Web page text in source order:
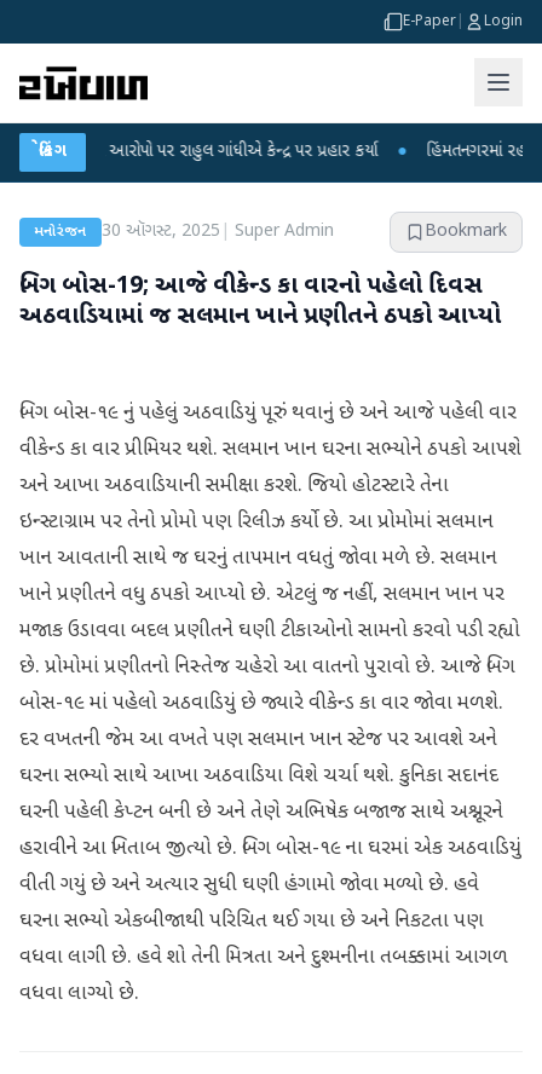
E-Paper Login
બ્રેકિંગ
લીકના આરોપો પર રાહુલ ગાંધીએ કેન્દ્ર પર પ્રહાર કર્યા ● હિંમતનગરમાં રહસ્યમય
મનોરંજન 30 ઑગસ્ટ, 2025 Super Admin Bookmark
બિગ બોસ-19; આજે વીકેન્ડ કા વારનો પહેલો દિવસ
અઠવાડિયામાં જ સલમાન ખાને પ્રણીતને ઠપકો આપ્યો
બિગ બોસ-૧૯ નું પહેલું અઠવાડિયું પૂરું થવાનું છે અને આજે પહેલી વાર
વીકેન્ડ કા વાર પ્રીમિયર થશે. સલમાન ખાન ઘરના સભ્યોને ઠપકો આપશે
અને આખા અઠવાડિયાની સમીક્ષા કરશે. જિયો હોટસ્ટારે તેના
ઇન્સ્ટાગ્રામ પર તેનો પ્રોમો પણ રિલીઝ કર્યો છે. આ પ્રોમોમાં સલમાન
ખાન આવતાની સાથે જ ઘરનું તાપમાન વધતું જોવા મળે છે. સલમાન
ખાને પ્રણીતને વધુ ઠપકો આપ્યો છે. એટલું જ નહીં, સલમાન ખાન પર
મજાક ઉડાવવા બદલ પ્રણીતને ઘણી ટીકાઓનો સામનો કરવો પડી રહ્યો
છે. પ્રોમોમાં પ્રણીતનો નિસ્તેજ ચહેરો આ વાતનો પુરાવો છે. આજે બિગ
બોસ-૧૯ માં પહેલો અઠવાડિયું છે જ્યારે વીકેન્ડ કા વાર જોવા મળશે.
દર વખતની જેમ આ વખતે પણ સલમાન ખાન સ્ટેજ પર આવશે અને
ઘરના સભ્યો સાથે આખા અઠવાડિયા વિશે ચર્ચા થશે. કુનિકા સદાનંદ
ઘરની પહેલી કેપ્ટન બની છે અને તેણે અભિષેક બજાજ સાથે અશ્નૂરને
હરાવીને આ ખિતાબ જીત્યો છે. બિગ બોસ-૧૯ ના ઘરમાં એક અઠવાડિયું
વીતી ગયું છે અને અત્યાર સુધી ઘણી હંગામો જોવા મળ્યો છે. હવે
ઘરના સભ્યો એકબીજાથી પરિચિત થઈ ગયા છે અને નિકટતા પણ
વધવા લાગી છે. હવે શો તેની મિત્રતા અને દુશ્મનીના તબક્કામાં આગળ
વધવા લાગ્યો છે.